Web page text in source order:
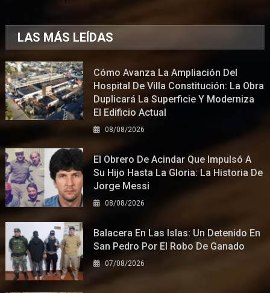
LAS MÁS LEÍDAS
Cómo Avanza La Ampliación Del
Hospital De Villa Constitución: La Obra
Duplicará La Superficie Y Moderniza
El Edificio Actual
08/08/2026
El Obrero De Acindar Que Impulsó A
Su Hijo Hasta La Gloria: La Historia De
Jorge Messi
08/08/2026
Balacera En Las Islas: Un Detenido En
San Pedro Por El Robo De Ganado
07/08/2026